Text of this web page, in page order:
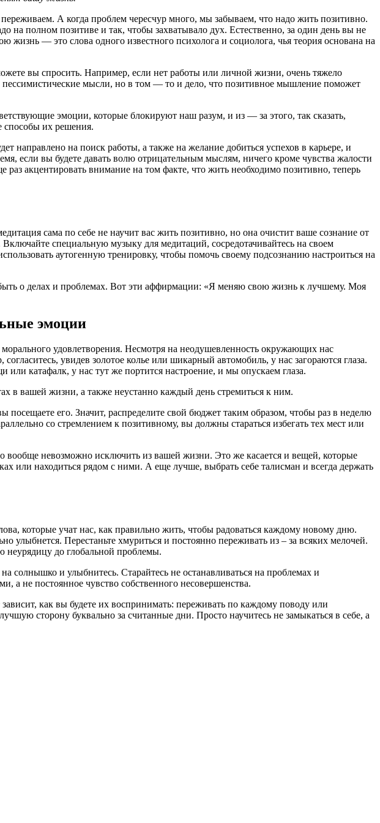
А когда проблем чересчур много, мы забываем, что надо жить позитивно.
полном позитиве и так, чтобы захватывало дух. Естественно, за один день вы не
— это слова одного известного психолога и социолога, чья теория основана на
вы спросить. Например, если нет работы или личной жизни, очень тяжело
пессимистические мысли, но в том — то и дело, что позитивное мышление поможет
эмоции, которые блокируют наш разум, и из — за этого, так сказать,
способы их решения.
направлено на поиск работы, а также на желание добиться успехов в карьере, и
если вы будете давать волю отрицательным мыслям, ничего кроме чувства жалости
акцентировать внимание на том факте, что жить необходимо позитивно, теперь
сама по себе не научит вас жить позитивно, но она очистит ваше сознание от
специальную музыку для медитаций, сосредотачивайтесь на своем
аутогенную тренировку, чтобы помочь своему подсознанию настроиться на
о делах и проблемах. Вот эти аффирмации: «Я меняю свою жизнь к лучшему. Моя
эмоции
удовлетворения. Несмотря на неодушевленность окружающих нас
увидев золотое колье или шикарный автомобиль, у нас загораются глаза.
или катафалк, у нас тут же портится настроение, и мы опускаем глаза.
в вашей жизни, а также неустанно каждый день стремиться к ним.
посещаете его. Значит, распределите свой бюджет таким образом, чтобы раз в неделю
со стремлением к позитивному, вы должны стараться избегать тех мест или
вообще невозможно исключить из вашей жизни. Это же касается и вещей, которые
или находиться рядом с ними. А еще лучше, выбрать себе талисман и всегда держать
которые учат нас, как правильно жить, чтобы радоваться каждому новому дню.
улыбнется. Перестаньте хмуриться и постоянно переживать из – за всяких мелочей.
неурядицу до глобальной проблемы.
солнышко и улыбнитесь. Старайтесь не останавливаться на проблемах и
а не постоянное чувство собственного несовершенства.
как вы будете их воспринимать: переживать по каждому поводу или
сторону буквально за считанные дни. Просто научитесь не замыкаться в себе, а